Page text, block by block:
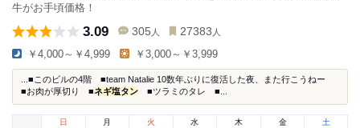
牛がお手頃価格！
3.09 305 人 27383 人
￥4,000～￥4,999 ￥3,000～￥3,999
...■このビルの4階 ■team Natalie 10数年ぶりに復活した夜、また行こうねー
■お肉が厚切り ■ネギ塩タン ■ツラミのタレ ■...
日
月 火 水 木 金 土